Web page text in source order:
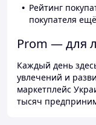
Рейтинг
покупателя
Prom — для
Каждый день
увлечений и
маркетплейс
тысяч